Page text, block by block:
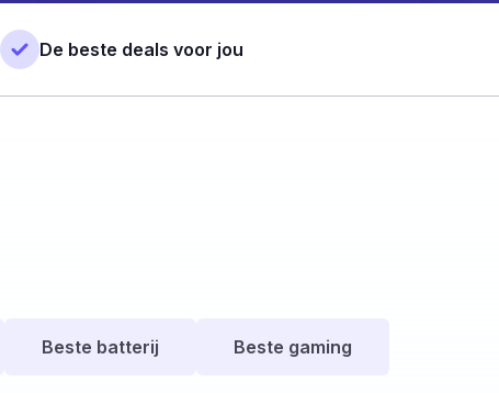
De beste deals voor jou
Beste batterij Beste gaming